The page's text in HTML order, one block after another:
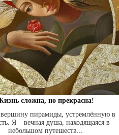
сложна, но прекрасна!
пирамиды, устремлённую в
Я – вечная душа, находящаяся в
небольшом путешеств...